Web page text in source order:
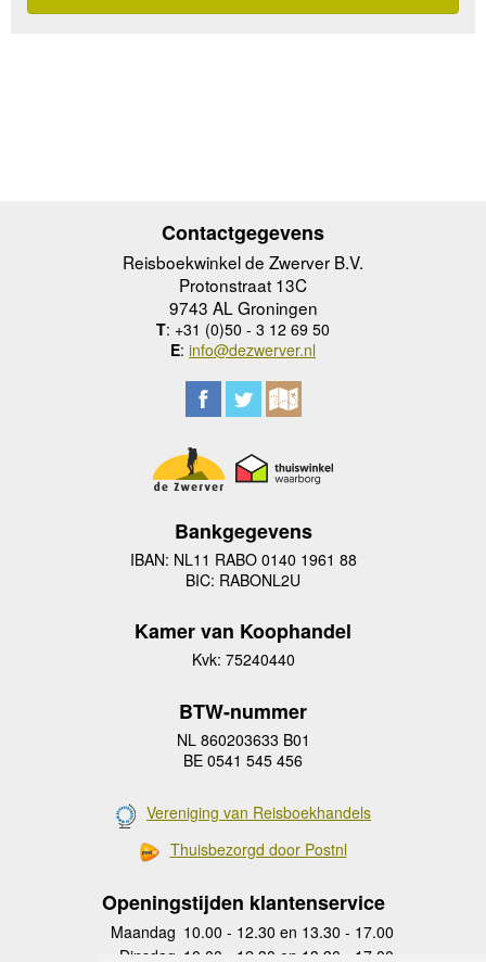
Contactgegevens
Reisboekwinkel de Zwerver B.V.
Protonstraat 13C
9743 AL Groningen
T: +31 (0)50 - 3 12 69 50
E: info@dezwerver.nl
Bankgegevens
IBAN: NL11 RABO 0140 1961 88
BIC: RABONL2U
Kamer van Koophandel
Kvk: 75240440
BTW-nummer
NL 860203633 B01
BE 0541 545 456
Vereniging van Reisboekhandels
Thuisbezorgd door Postnl
Openingstijden klantenservice
Maandag 10.00 - 12.30 en 13.30 - 17.00
Dinsdag 10.00 - 12.30 en 13.30 - 17.00